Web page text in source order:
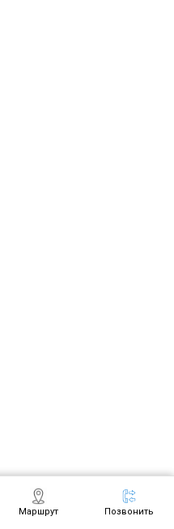
Маршрут Позвонить